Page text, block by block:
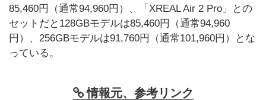
85,460円（通常94,960円）、「XREAL Air 2 Pro」との
セットだと128GBモデルは85,460円（通常94,960
円）、256GBモデルは91,760円（通常101,960円）とな
っている。
情報元、参考リンク